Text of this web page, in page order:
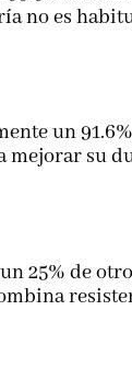
no es
un
mejorar su
25% de